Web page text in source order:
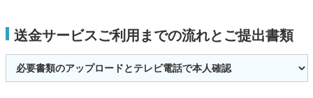
送金サービスご利用までの流れとご提出書類